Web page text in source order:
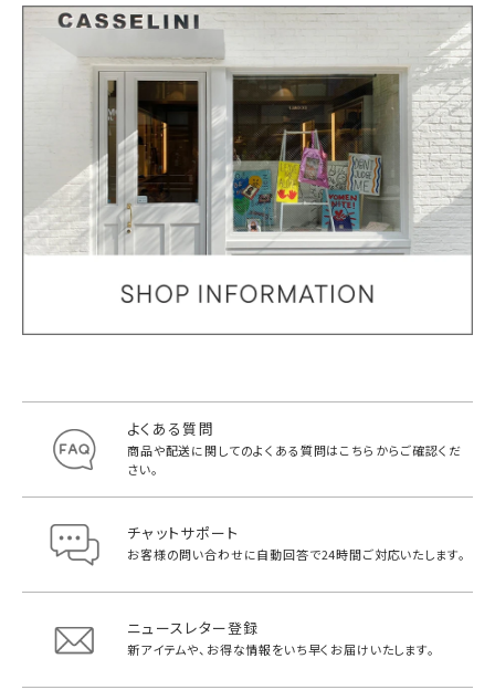
よくある質問
商品や配送に関してのよくある質問はこちらからご確認くだ
さい。
チャットサポート
お客様の問い合わせに自動回答で24時間ご対応いたします。
ニュースレター登録
新アイテムや、お得な情報をいち早く お届けいたします。